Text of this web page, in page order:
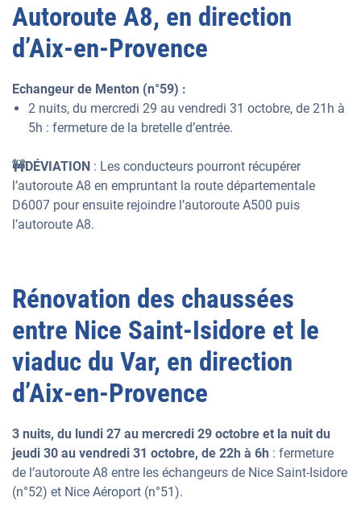
Autoroute A8, en direction
d’Aix-en-Provence
Echangeur de Menton (n°59) :
2 nuits, du mercredi 29 au vendredi 31 octobre, de 21h à
5h : fermeture de la bretelle d’entrée.
🚧DÉVIATION : Les conducteurs pourront récupérer
l’autoroute A8 en empruntant la route départementale
D6007 pour ensuite rejoindre l’autoroute A500 puis
l’autoroute A8.
Rénovation des chaussées
entre Nice Saint-Isidore et le
viaduc du Var, en direction
d’Aix-en-Provence
3 nuits, du lundi 27 au mercredi 29 octobre et la nuit du
jeudi 30 au vendredi 31 octobre, de 22h à 6h : fermeture
de l’autoroute A8 entre les échangeurs de Nice Saint-Isidore
(n°52) et Nice Aéroport (n°51).